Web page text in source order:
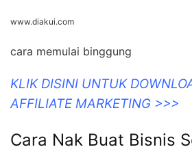
www.diakui.com
cara memulai binggung
KLIK DISINI UNTUK
AFFILIATE MARKETING >>>
Cara Nak Buat Bisnis